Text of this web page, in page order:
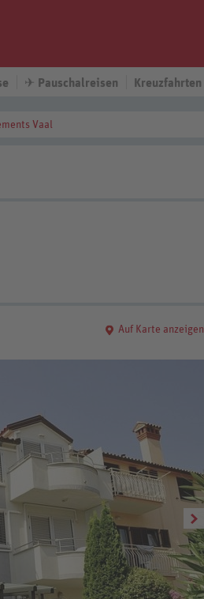
✈ Pauschalreisen Kreuzfahrten
Vaal
Auf Karte anzeigen